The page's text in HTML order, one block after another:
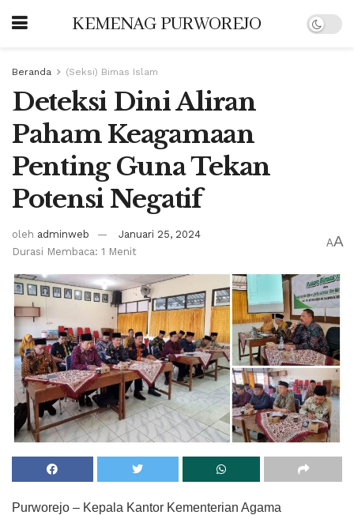
KEMENAG PURWOREJO
Beranda (Seksi) Bimas Islam
Deteksi Dini Aliran
Paham Keagamaan
Penting Guna Tekan
Potensi Negatif
oleh adminweb
Januari 25, 2024
Durasi Membaca: 1 Menit
AA
Purworejo – Kepala Kantor Kementerian Agama